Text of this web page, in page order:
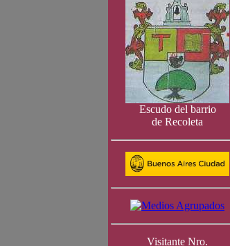
Escudo del barrio
de Recoleta
Visitante Nro.